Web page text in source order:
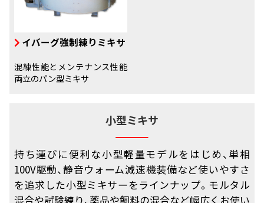
イバーグ強制練りミキサ
混練性能とメンテナンス性能
両立のパン型ミキサ
小型ミキサ
持ち運びに便利な小型軽量モデルをはじめ、単相
100V駆動、静音ウォーム減速機装備など使いやすさ
を追求した小型ミキサーをラインナップ。モルタル
混合や試験練り、薬品や飼料の混合など幅広くお使い